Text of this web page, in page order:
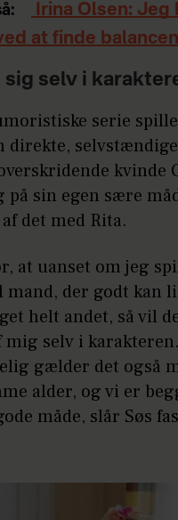
Irina Olsen: Jeg
at finde balancen
sig selv i
serie
direkte,
kvinde
på sin egen sære
det med Rita.
at uanset om jeg
mand, der godt kan
helt andet, så vil
mig selv i
gælder det også
alder, og vi er
måde, slår Søs